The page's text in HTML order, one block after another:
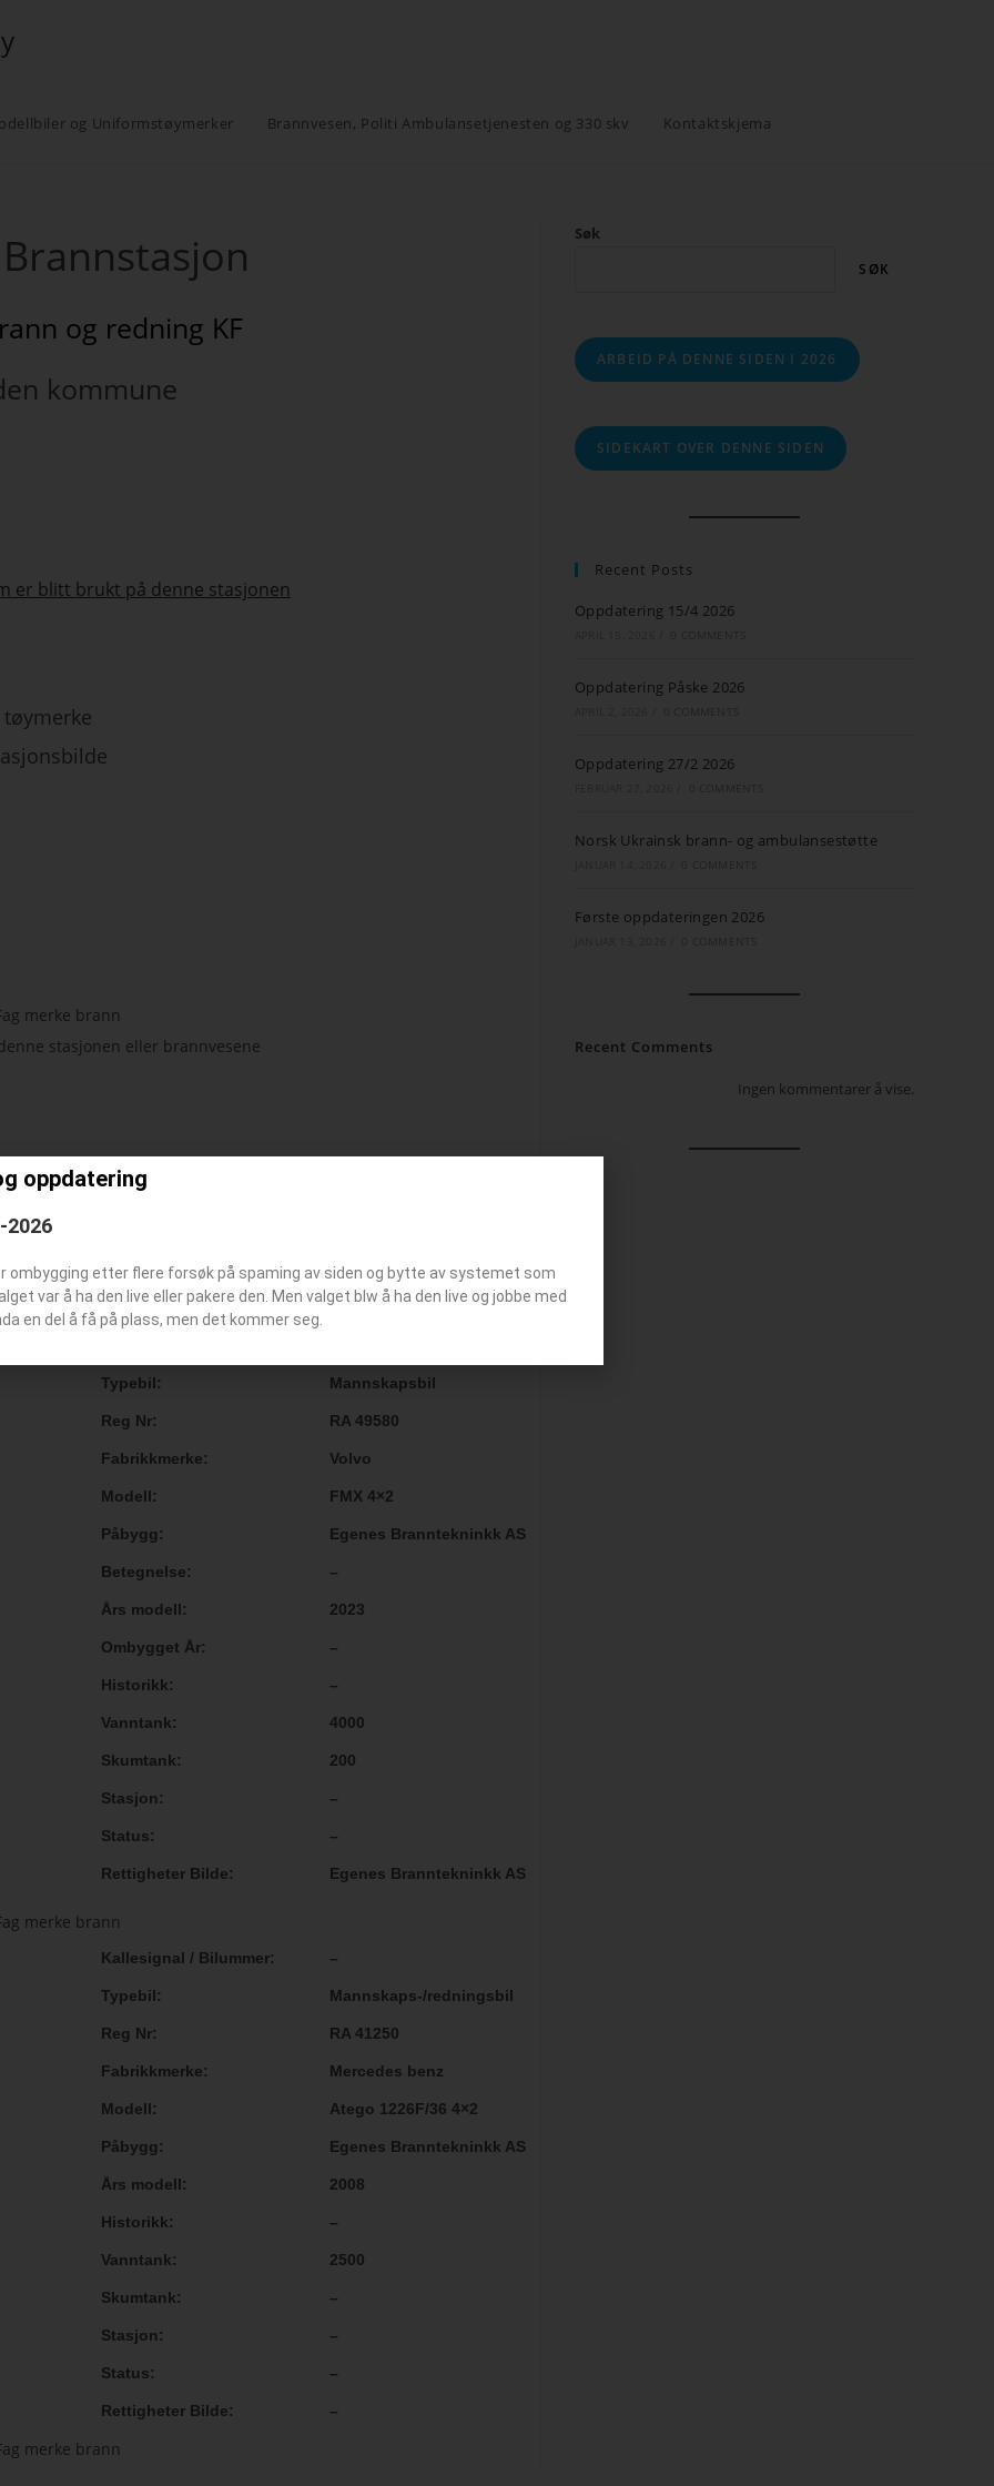
og Uniformstøymerker Brannvesen, Politi Ambulansetjenesten og 330 skv Kontaktskjema
og redning KF
kommune
er blitt brukt på denne stasjonen
tøymerke
stasjonen eller brannvesene
Typebil Mannskapsbil
Reg Nr RA 49580
Fabrikkmerke Volvo
Modell FMX 4×2
Påbygg Egenes Branntekninkk AS
Betegnelse –
Års modell 2023
Ombygget År –
Historikk –
Vanntank 4000
Skumtank 200
Stasjon –
Status –
Rettigheter Bilde Egenes Branntekninkk AS
Kallesignal / Bilummer –
Typebil Mannskaps-/redningsbil
Reg Nr RA 41250
Fabrikkmerke Mercedes benz
Modell Atego 1226F/36 4×2
Påbygg Egenes Branntekninkk AS
Års modell 2008
Historikk –
Vanntank 2500
Skumtank –
Stasjon –
Status –
Rettigheter Bilde –
Søk
SØK
ARBEID PÅ DENNE SIDEN I 2026
SIDEKART OVER DENNE SIDEN
Recent Posts
Oppdatering 15/4 2026
Oppdatering Påske 2026
Oppdatering 27/2 2026
Norsk Ukrainsk brann- og ambulansestøtte
Første oppdateringen 2026
Recent Comments
Ingen kommentarer å vise.
oppdatering
2026
ombygging etter flere forsøk på spaming av siden og bytte av systemet som
var å ha den live eller pakere den. Men valget blw å ha den live og jobbe med
en del å få på plass, men det kommer seg.